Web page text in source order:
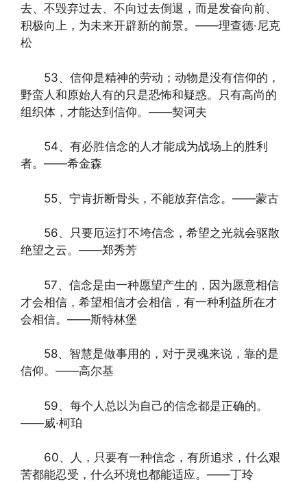
去、不毁弃过去、不向过去倒退，而是发奋向前、
积极向上，为未来开辟新的前景。——理查德·尼克
松
53、信仰是精神的劳动；动物是没有信仰的，
野蛮人和原始人有的只是恐怖和疑惑。只有高尚的
组织体，才能达到信仰。——契诃夫
54、有必胜信念的人才能成为战场上的胜利
者。——希金森
55、宁肯折断骨头，不能放弃信念。——蒙古
56、只要厄运打不垮信念，希望之光就会驱散
绝望之云。——郑秀芳
57、信念是由一种愿望产生的，因为愿意相信
才会相信，希望相信才会相信，有一种利益所在才
会相信。——斯特林堡
58、智慧是做事用的，对于灵魂来说，靠的是
信仰。——高尔基
59、每个人总以为自己的信念都是正确的。
——威·柯珀
60、人，只要有一种信念，有所追求，什么艰
苦都能忍受，什么环境也都能适应。——丁玲